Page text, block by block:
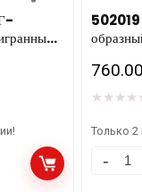
с
★ ★ ★ ★
Только 2